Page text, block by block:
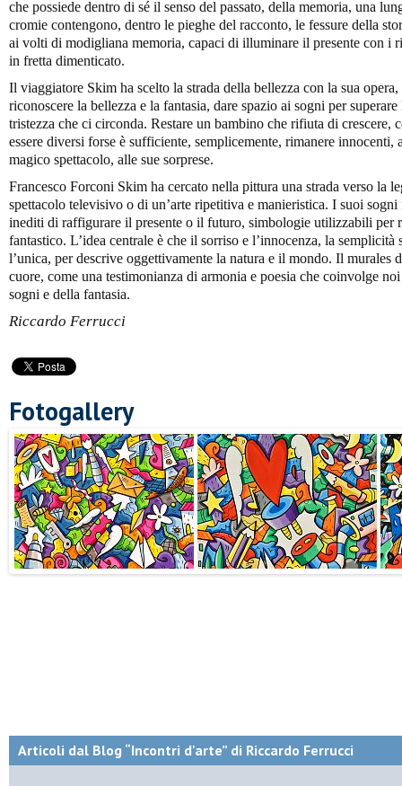
che possiede dentro di sé il senso del passato, della memoria, una
cromie contengono, dentro le pieghe del racconto, le fessure della
ai volti di modigliana memoria, capaci di illuminare il presente con i
in fretta dimenticato.
Il viaggiatore Skim ha scelto la strada della bellezza con la sua
riconoscere la bellezza e la fantasia, dare spazio ai sogni per
tristezza che ci circonda. Restare un bambino che rifiuta di crescere,
essere diversi forse è sufficiente, semplicemente, rimanere
magico spettacolo, alle sue sorprese.
Francesco Forconi Skim ha cercato nella pittura una strada verso la
spettacolo televisivo o di un’arte ripetitiva e manieristica. I suoi
inediti di raffigurare il presente o il futuro, simbologie utilizzabili per
fantastico. L’idea centrale è che il sorriso e l’innocenza, la
l’unica, per descrive oggettivamente la natura e il mondo. Il murales
cuore, come una testimonianza di armonia e poesia che coinvolge
sogni e della fantasia.
Riccardo Ferrucci
Fotogallery
Articoli dal Blog “Incontri d'arte” di Riccardo Ferrucci